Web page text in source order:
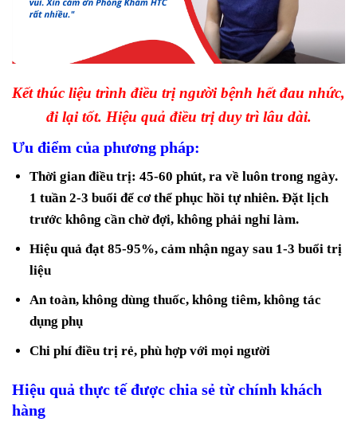
Kết thúc liệu trình điều trị người bệnh hết đau nhức,
đi lại tốt. Hiệu quả điều trị duy trì lâu dài.
Ưu điểm của phương pháp:
Thời gian điều trị: 45-60 phút, ra về luôn trong ngày.
1 tuần 2-3 buổi để cơ thể phục hồi tự nhiên. Đặt lịch
trước không cần chờ đợi, không phải nghỉ làm.
Hiệu quả đạt 85-95%, cảm nhận ngay sau 1-3 buổi trị
liệu
An toàn, không dùng thuốc, không tiêm, không tác
dụng phụ
Chi phí điều trị rẻ, phù hợp với mọi người
Hiệu quả thực tế được chia sẻ từ chính khách
hàng